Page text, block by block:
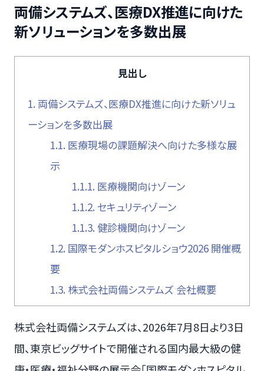
両備システムズ、医療DX推進に向けた
新ソリューションを多数出展
見出し
1. 両備システムズ、医療DX推進に向けた新ソリュ
ーションを多数出展
1.1. 医療現場の課題解決へ向けた多様な展
示
1.1.1. 医療機関向けゾーン
1.1.2. セキュリティゾーン
1.1.3. 健診機関向けゾーン
1.2. 国際モダンホスピタルショウ2026 開催概
要
1.3. 株式会社両備システムズ 会社概要
株式会社両備システムズは、2026年7月8日より3日
間、東京ビッグサイトで開催される国内最大級の健